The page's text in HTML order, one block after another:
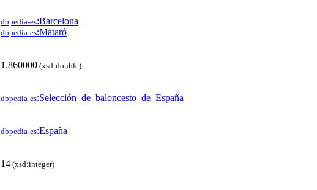
dbpedia-es:Barcelona
dbpedia-es:Mataró
1.860000 (xsd:double)
dbpedia-es:Selección_de_baloncesto_de_España
dbpedia-es:España
14 (xsd:integer)